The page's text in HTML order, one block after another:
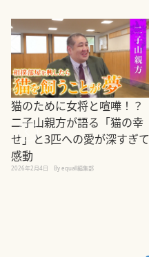
猫のために女将と喧嘩！？
二子山親方が語る「猫の幸
せ」と3匹への愛が深すぎて
感動
2026年2月4日 By equall編集部